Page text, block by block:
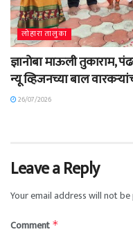
लोहारा तालुका
ज्ञानोबा माऊली तुकाराम,
न्यू व्हिजनच्या बाल
26/07/2026
Leave a Reply
Your email address will not
Comment *